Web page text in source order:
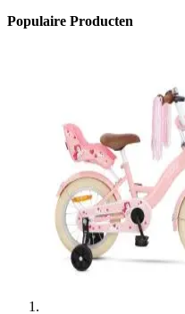
Populaire Producten